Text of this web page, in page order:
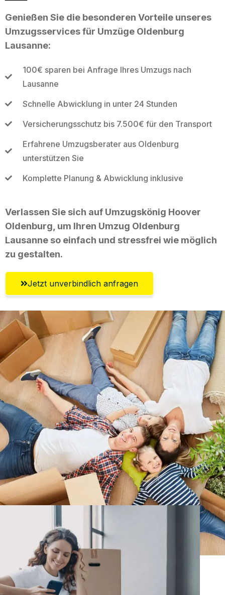
Genießen Sie die besonderen Vorteile unseres
Umzugsservices für Umzüge Oldenburg
Lausanne:
100€ sparen bei Anfrage Ihres Umzugs nach
Lausanne
Schnelle Abwicklung in unter 24 Stunden
Versicherungsschutz bis 7.500€ für den Transport
Erfahrene Umzugsberater aus Oldenburg
unterstützen Sie
Komplette Planung & Abwicklung inklusive
Verlassen Sie sich auf Umzugskönig Hoover
Oldenburg, um Ihren Umzug Oldenburg
Lausanne so einfach und stressfrei wie möglich
zu gestalten.
Jetzt unverbindlich anfragen